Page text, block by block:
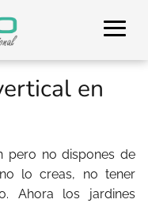
en
pero no dispones de
lo creas, no tener
Ahora los jardines